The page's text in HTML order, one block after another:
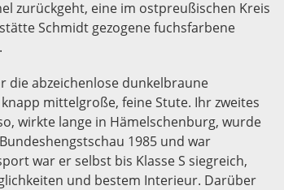
zurückgeht, eine im ostpreußischen Kreis
Schmidt gezogene fuchsfarbene
die abzeichenlose dunkelbraune
mittelgroße, feine Stute. Ihr zweites
wirkte lange in Hämelschenburg, wurde
1985 und war
war er selbst bis Klasse S siegreich,
und bestem Interieur. Darüber